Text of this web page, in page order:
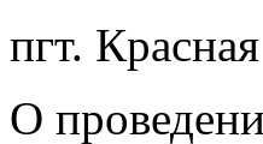
пгт.
О